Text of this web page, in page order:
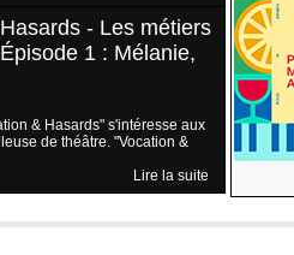
- Les métiers
1 : Mélanie,
& Hasards" s'intéresse aux
de théâtre. "Vocation &
Lire la suite